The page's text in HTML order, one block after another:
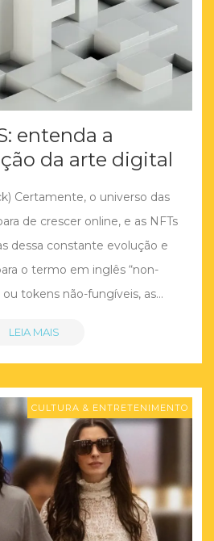
entenda a
da arte digital
Certamente, o universo das
de crescer online, e as NFTs
dessa constante evolução e
o termo em inglês “non-
tokens não-fungíveis, as…
LEIA MAIS
CULTURA & ENTRETENIMENTO